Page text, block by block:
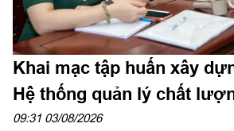
Khai mạc tập huấn xây
Hệ thống quản lý chất
chuẩn quốc gia TCVN ISO
09:31 03/08/2026